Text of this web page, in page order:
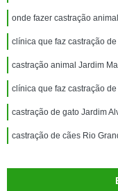
onde fazer castração
clínica que faz castração
castração animal Jardim
clínica que faz castração
castração de gato Jardim
castração de cães Rio